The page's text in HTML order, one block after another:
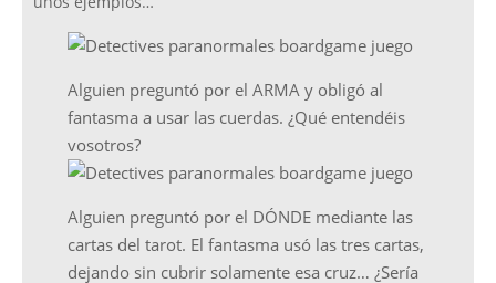
Alguien preguntó por el ARMA y obligó al
fantasma a usar las cuerdas. ¿Qué entendéis
vosotros?
Alguien preguntó por el DÓNDE mediante las
cartas del tarot. El fantasma usó las tres cartas,
dejando sin cubrir solamente esa cruz… ¿Sería